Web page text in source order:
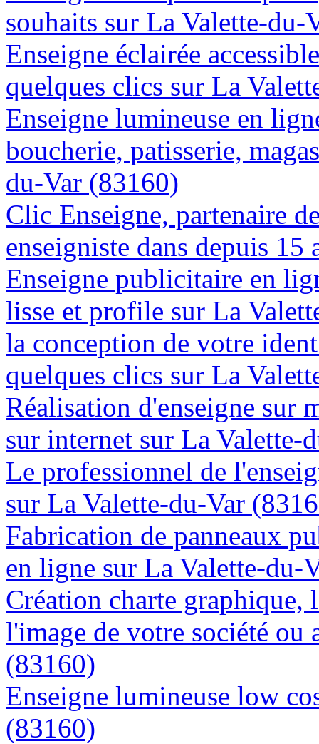
souhaits sur La Valette-du-
Enseigne éclairée
quelques clics sur La
Enseigne lumineuse en
boucherie, patisserie,
du-Var (83160)
Clic Enseigne, partenaire
enseigniste dans depuis
Enseigne publicitaire en
lisse et profile sur La
la conception de votre
quelques clics sur La
Réalisation d'enseigne sur
sur internet sur La Valette-
Le professionnel de
sur La Valette-du-Var
Fabrication de panneaux
en ligne sur La Valette-du-
Création charte graphique,
l'image de votre société ou
(83160)
Enseigne lumineuse low
(83160)